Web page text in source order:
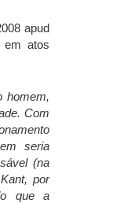
apud
em atos
homem,
Com
seria
(na
por
que a